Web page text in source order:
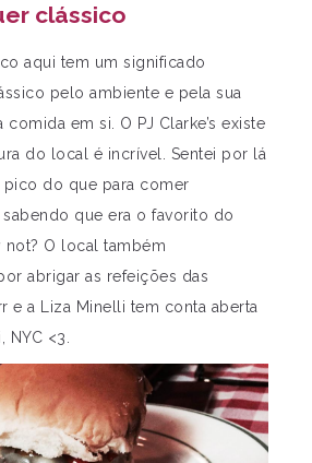
clássico
aqui tem um significado
pelo ambiente e pela sua
em si. O PJ Clarke’s existe
do local é incrível. Sentei por lá
pico do que para comer
sabendo que era o favorito do
not? O local também
abrigar as refeições das
e a Liza Minelli tem conta aberta
NYC <3.